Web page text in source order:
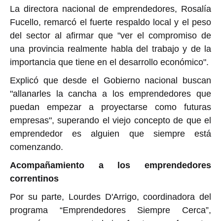
La directora nacional de emprendedores, Rosalía
Fucello, remarcó el fuerte respaldo local y el peso
del sector al afirmar que "ver el compromiso de
una provincia realmente habla del trabajo y de la
importancia que tiene en el desarrollo económico".
Explicó que desde el Gobierno nacional buscan
"allanarles la cancha a los emprendedores que
puedan empezar a proyectarse como futuras
empresas", superando el viejo concepto de que el
emprendedor es alguien que siempre está
comenzando.
Acompañamiento a los emprendedores
correntinos
Por su parte, Lourdes D'Arrigo, coordinadora del
programa “Emprendedores Siempre Cerca”,